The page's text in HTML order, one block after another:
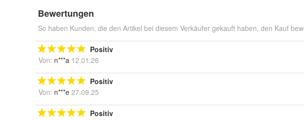
Bewertungen
So haben Kunden, die den Artikel bei diesem Verkäufer gekauft haben, den Kauf
Positiv
Von: n***a 12.01.26
Positiv
Von: n***e 27.09.25
Positiv